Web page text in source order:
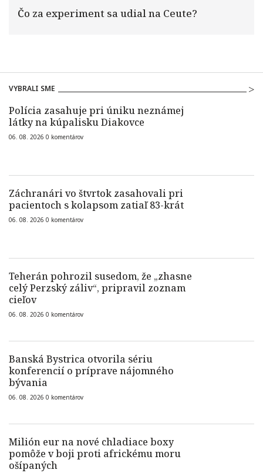
Čo za experiment sa udial na Ceute?
VYBRALI SME
Polícia zasahuje pri úniku neznámej
látky na kúpalisku Diakovce
06. 08. 2026 0 komentárov
Záchranári vo štvrtok zasahovali pri
pacientoch s kolapsom zatiaľ 83-krát
06. 08. 2026 0 komentárov
Teherán pohrozil susedom, že „zhasne
celý Perzský záliv“, pripravil zoznam
cieľov
06. 08. 2026 0 komentárov
Banská Bystrica otvorila sériu
konferencií o príprave nájomného
bývania
06. 08. 2026 0 komentárov
Milión eur na nové chladiace boxy
pomôže v boji proti africkému moru
ošípaných